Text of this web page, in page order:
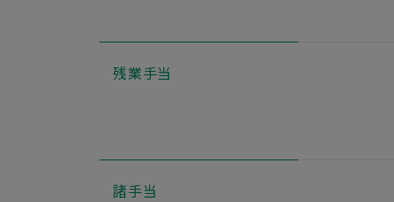
残業手当
諸手当